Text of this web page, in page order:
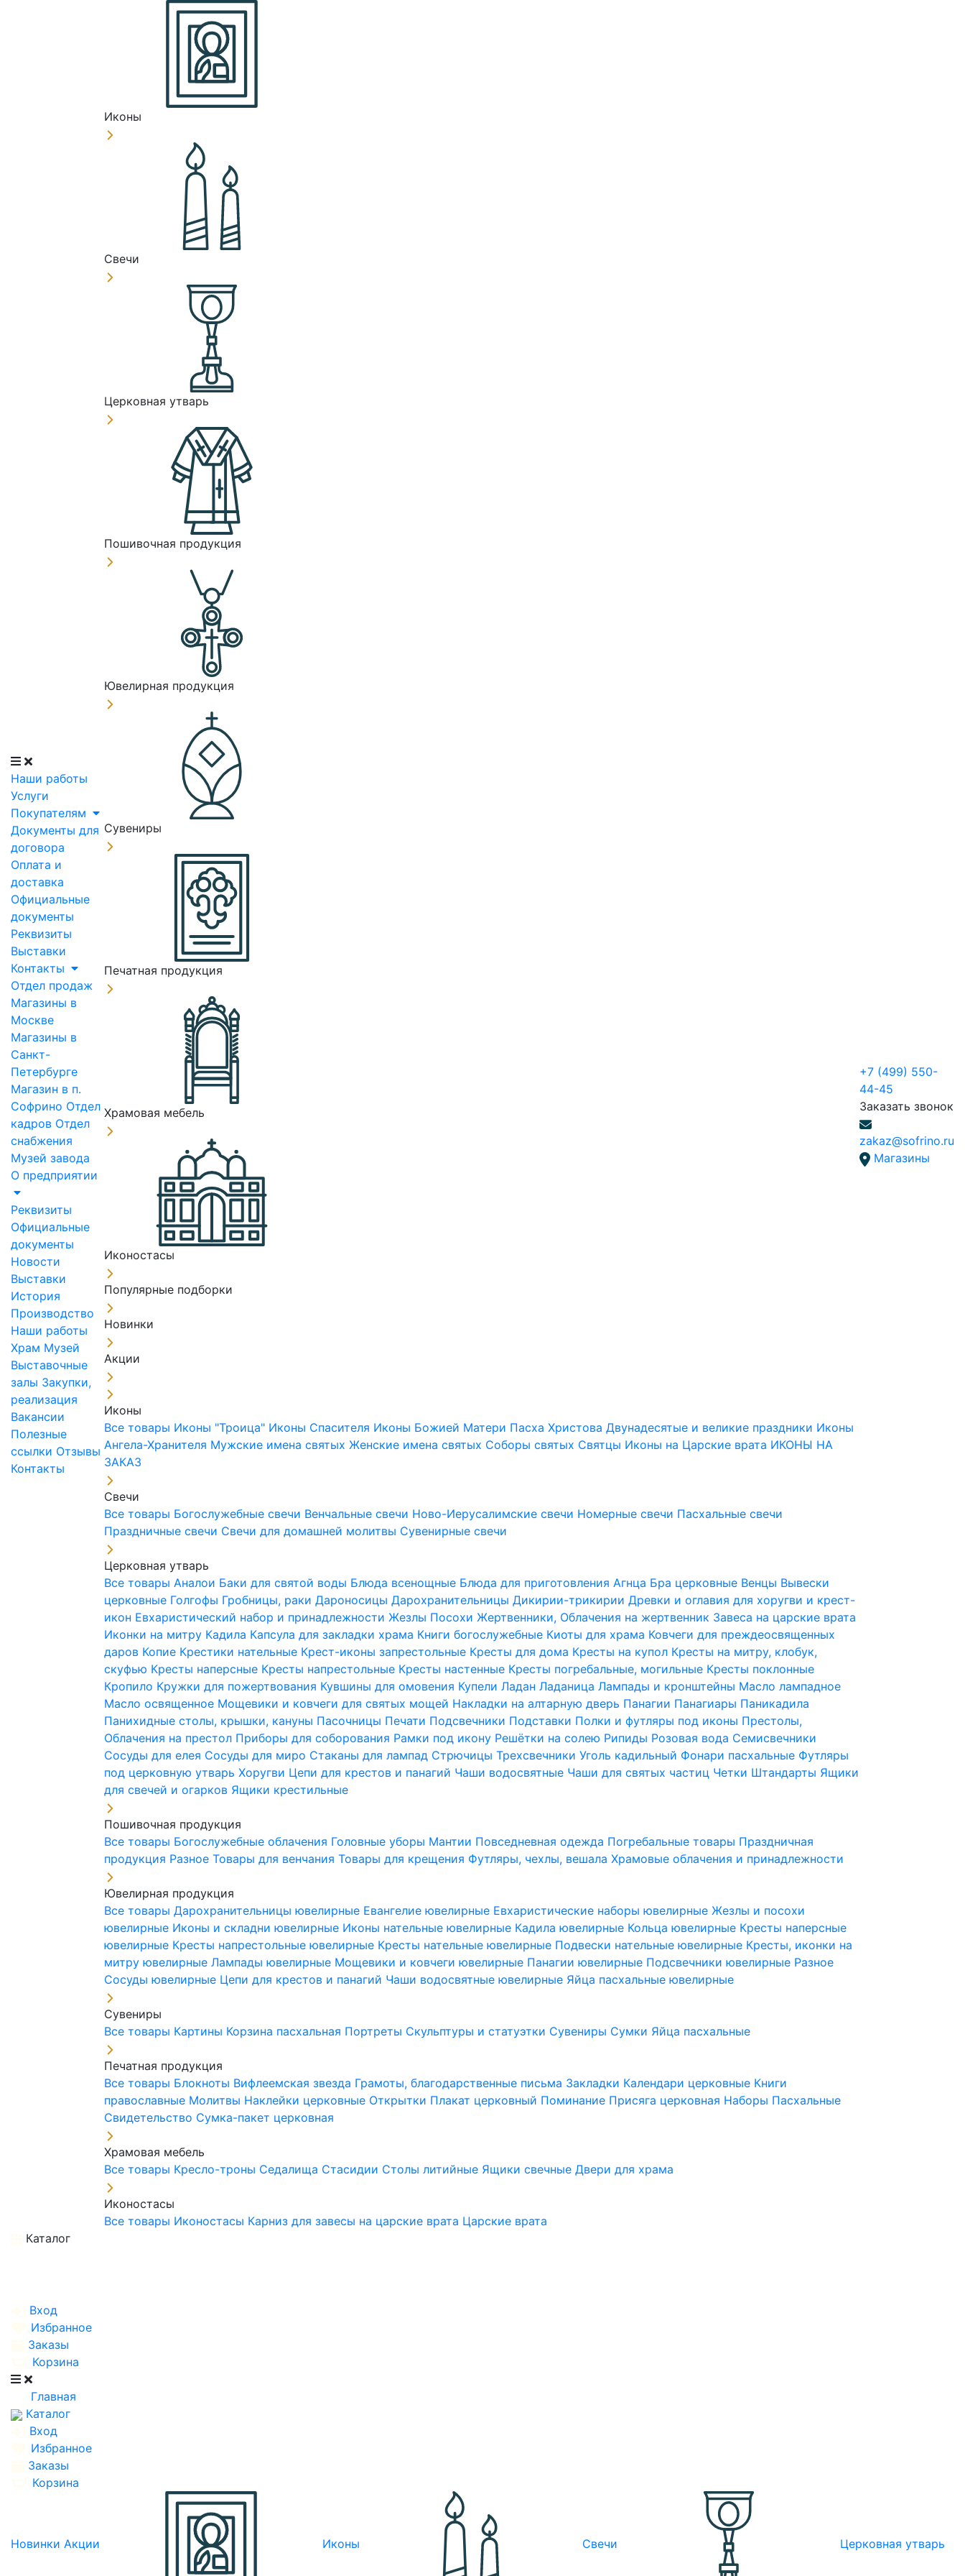
Наши работы
Услуги
Покупателям
Документы для
договора
Оплата и
доставка
Официальные
документы
Реквизиты
Выставки
Контакты
Отдел продаж
Магазины в
Москве
Магазины в
Санкт-
Петербурге
Магазин в п.
Софрино Отдел
кадров Отдел
снабжения
Музей завода
О предприятии
Реквизиты
Официальные
документы
Новости
Выставки
История
Производство
Наши работы
Храм Музей
Выставочные
залы Закупки,
реализация
Вакансии
Полезные
ссылки Отзывы
Контакты
Иконы
Свечи
Церковная утварь
Пошивочная продукция
Ювелирная продукция
Сувениры
Печатная продукция
Храмовая мебель
Иконостасы
Популярные подборки
Новинки
Акции
Иконы
Все товары Иконы "Троица" Иконы Спасителя Иконы Божией Матери Пасха ХристоваДвунадесятые и великие праздники Иконы
Ангела-Хранителя Мужские имена святыхЖенские имена святых Соборы святых Святцы Иконы на Царские врата ИКОНЫ НА
ЗАКАЗ
Свечи
Все товары Богослужебные свечи Венчальные свечи Ново-Иерусалимские свечи Номерные свечи Пасхальные свечи
Праздничные свечи Свечи для домашней молитвы Сувенирные свечи
Церковная утварь
Все товарыАналои Баки для святой воды Блюда всенощные Блюда для приготовления Агнца Бра церковные Венцы Вывески
церковные Голгофы Гробницы, ракиДароносицыДарохранительницыДикирии-трикирииДревки и оглавия для хоругви и крест-
икон Евхаристический набор и принадлежностиЖезлы ПосохиЖертвенники, Облачения на жертвенник Завеса на царские врата
Иконки на митру Кадила Капсула для закладки храма Книги богослужебные Киоты для храма Ковчеги для преждеосвященных
даров Копие Крестики нательные Крест-иконы запрестольные Кресты для дома Кресты на купол Кресты на митру, клобук,
скуфью Кресты наперсные Кресты напрестольные Кресты настенные Кресты погребальные, могильные Кресты поклонные
Кропило Кружки для пожертвования Кувшины для омовения КупелиЛаданЛаданицаЛампады и кронштейны Масло лампадное
Масло освященное Мощевики и ковчеги для святых мощей Накладки на алтарную дверь Панагии Панагиары Паникадила
Панихидные столы, крышки, кануны Пасочницы Печати Подсвечники Подставки Полки и футляры под иконы Престолы,
Облачения на престол Приборы для соборования Рамки под икону Решётки на солею Рипиды Розовая вода Семисвечники
Сосуды для елея Сосуды для миро Стаканы для лампад СтрючицыТрехсвечникиУголь кадильный Фонари пасхальные Футляры
под церковную утварьХоругви Цепи для крестов и панагий Чаши водосвятные Чаши для святых частиц Четки Штандарты Ящики
для свечей и огарков Ящики крестильные
Пошивочная продукция
Все товары Богослужебные облачения Головные уборы Мантии Повседневная одежда Погребальные товары Праздничная
продукция РазноеТовары для венчанияТовары для крещения Футляры, чехлы, вешалаХрамовые облачения и принадлежности
Ювелирная продукция
Все товарыДарохранительницы ювелирные Евангелие ювелирные Евхаристические наборы ювелирныеЖезлы и посохи
ювелирные Иконы и складни ювелирные Иконы нательные ювелирные Кадила ювелирные Кольца ювелирные Кресты наперсные
ювелирные Кресты напрестольные ювелирные Кресты нательные ювелирные Подвески нательные ювелирные Кресты, иконки на
митру ювелирныеЛампады ювелирные Мощевики и ковчеги ювелирные Панагии ювелирные Подсвечники ювелирные Разное
Сосуды ювелирные Цепи для крестов и панагий Чаши водосвятные ювелирные Яйца пасхальные ювелирные
Сувениры
Все товары Картины Корзина пасхальная Портреты Скульптуры и статуэтки Сувениры Сумки Яйца пасхальные
Печатная продукция
Все товары Блокноты Вифлеемская звезда Грамоты, благодарственные письма Закладки Календари церковные Книги
православные Молитвы Наклейки церковные Открытки Плакат церковный Поминание Присяга церковная Наборы Пасхальные
Свидетельство Сумка-пакет церковная
Храмовая мебель
Все товары Кресло-троны Седалища Стасидии Столы литийные Ящики свечныеДвери для храма
Иконостасы
Все товары Иконостасы Карниз для завесы на царские врата Царские врата
+7 (499) 550-
44-45
Заказать звонок
zakaz@sofrino.ru
Магазины
Каталог
Вход
Избранное
Заказы
Корзина
Главная
Каталог
Вход
Избранное
Заказы
Корзина
Новинки Акции Иконы Свечи Церковная утварь